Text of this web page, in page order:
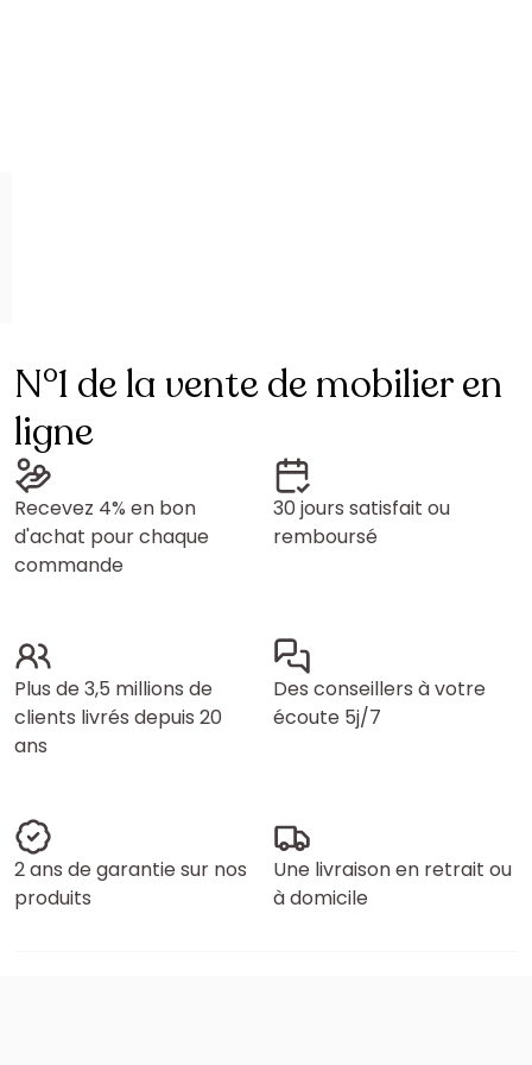
N°1 de la vente de mobilier en
ligne
Recevez 4% en bon
d'achat pour chaque
commande
30 jours satisfait ou
remboursé
Plus de 3,5 millions de
clients livrés depuis 20
ans
Des conseillers à votre
écoute 5j/7
2 ans de garantie sur nos
produits
Une livraison en retrait ou
à domicile